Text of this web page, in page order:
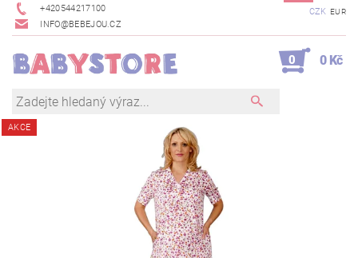
+420544217100
INFO@BEBEJOU.CZ
CZK EUR
0 0 Kč
AKCE